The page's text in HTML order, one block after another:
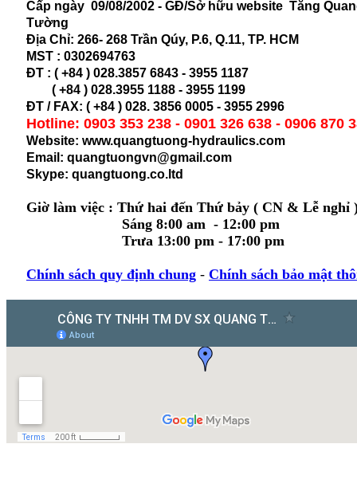
Cấp ngày 09/08/2002 - GĐ/Sở hữu website Tăng
Tường
Địa Chỉ: 266- 268 Trần Qúy, P.6, Q.11, TP. HCM
MST : 0302694763
ĐT : ( +84 ) 028.3857 6843 - 3955 1187
( +84 ) 028.3955 1188 - 3955 1199
ĐT / FAX: ( +84 ) 028. 3856 0005 - 3955 2996
Hotline: 0903 353 238 - 0901 326 638 - 0906 870
Website: www.quangtuong-hydraulics.com
Email: quangtuongvn@gmail.com
Skype: quangtuong.co.ltd
Giờ làm việc : Thứ hai đến Thứ bảy ( CN & Lễ nghỉ
Sáng 8:00 am - 12:00 pm
Trưa 13:00 pm - 17:00 pm
Chính sách quy định chung - Chính sách bảo mật